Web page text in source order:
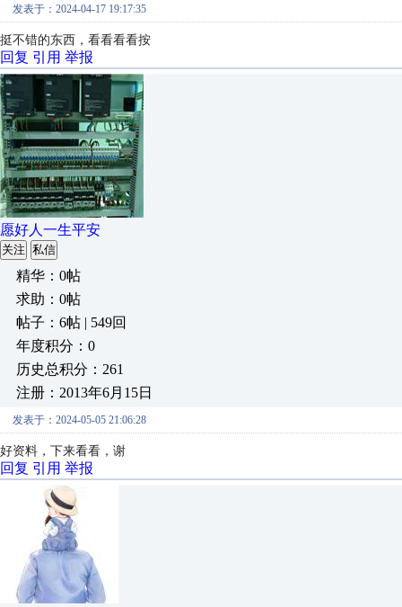
发表于：2024-04-17 19:17:35
挺不错的东西，看看看看按
回复 引用 举报
愿好人一生平安
关注 私信
精华：0帖
求助：0帖
帖子：6帖 | 549回
年度积分：0
历史总积分：261
注册：2013年6月15日
发表于：2024-05-05 21:06:28
好资料，下来看看，谢
回复 引用 举报